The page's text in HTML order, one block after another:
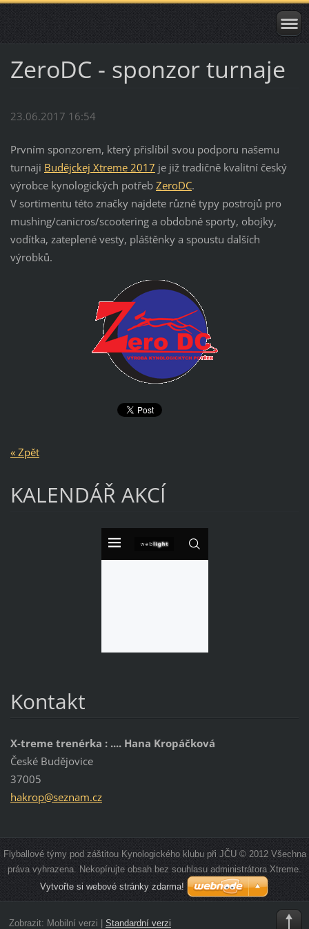
ZeroDC - sponzor turnaje
23.06.2017 16:54
Prvním sponzorem, který přislíbil svou podporu našemu
turnaji Budějckej Xtreme 2017 je již tradičně kvalitní český
výrobce kynologických potřeb ZeroDC.
V sortimentu této značky najdete různé typy postrojů pro
mushing/canicros/scootering a obdobné sporty, obojky,
vodítka, zateplené vesty, pláštěnky a spoustu dalších
výrobků.
« Zpět
KALENDÁŘ AKCÍ
Kontakt
X-treme trenérka : .... Hana Kropáčková
České Budějovice
37005
hakrop@seznam.cz
Flyballové týmy pod záštitou Kynologického klubu při JČU © 2012 Všechna
práva vyhrazena. Nekopírujte obsah bez souhlasu administrátora Xtreme.
Vytvořte si webové stránky zdarma!
Zobrazit: Mobilní verzi Standardní verzi